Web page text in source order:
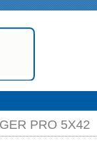
PRO 5X42